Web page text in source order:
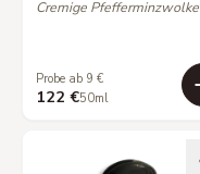
Cremige Pfefferminzwolke
Probe ab 9 €
122 €50ml